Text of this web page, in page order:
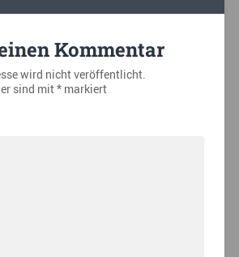
Kommentar
wird nicht veröffentlicht.
sind mit*markiert